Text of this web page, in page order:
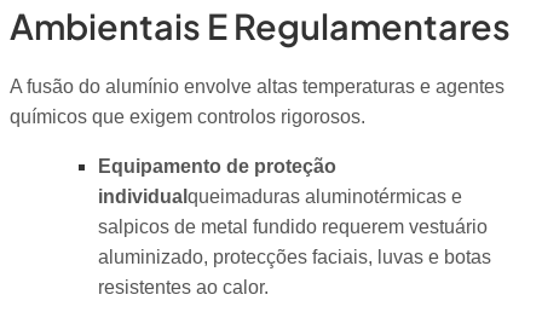
Ambientais E Regulamentares
A fusão do alumínio envolve altas temperaturas e agentes
químicos que exigem controlos rigorosos.
Equipamento de proteção
individual queimaduras aluminotérmicas e
salpicos de metal fundido requerem vestuário
aluminizado, protecções faciais, luvas e botas
resistentes ao calor.